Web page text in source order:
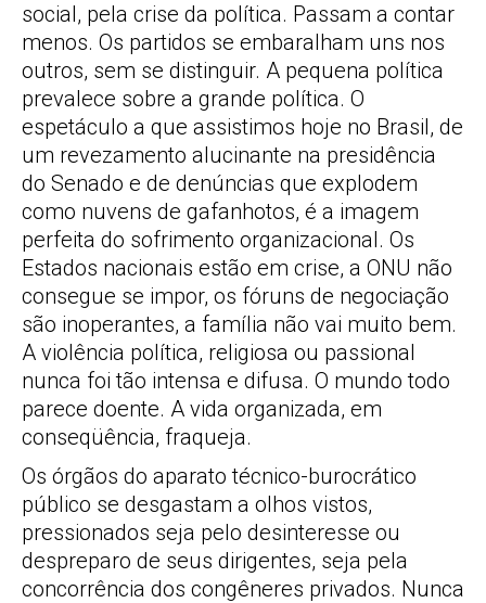
social, pela crise da política. Passam a contar
menos. Os partidos se embaralham uns nos
outros, sem se distinguir. A pequena política
prevalece sobre a grande política. O
espetáculo a que assistimos hoje no Brasil, de
um revezamento alucinante na presidência
do Senado e de denúncias que explodem
como nuvens de gafanhotos, é a imagem
perfeita do sofrimento organizacional. Os
Estados nacionais estão em crise, a ONU não
consegue se impor, os fóruns de negociação
são inoperantes, a família não vai muito bem.
A violência política, religiosa ou passional
nunca foi tão intensa e difusa. O mundo todo
parece doente. A vida organizada, em
conseqüência, fraqueja.
Os órgãos do aparato técnico-burocrático
público se desgastam a olhos vistos,
pressionados seja pelo desinteresse ou
despreparo de seus dirigentes, seja pela
concorrência dos congêneres privados. Nunca